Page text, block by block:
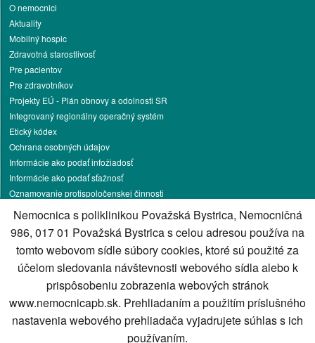
O nemocnici
Aktuality
Mobilný hospic
Zdravotná starostlivosť
Pre pacientov
Pre zdravotníkov
Projekty EÚ - Plán obnovy a odolnosti SR
Integrovaný regionálny operačný systém
Etický kódex
Ochrana osobných údajov
Informácie ako podať infožiadosť
Informácie ako podať sťažnosť
Oznamovanie protispoločenskej činnosti
Pracovné príležitosti
Podnikateľská činnosť
Darcovstvo krvi
Parkovanie
Energetika
Správca obsahu
Technický prevádzkovateľ
Nemocnica s poliklinikou Považská Bystrica, Nemocničná
986, 017 01 Považská Bystrica s celou adresou používa na
tomto webovom sídle súbory cookies, ktoré sú použité za
účelom sledovania návštevnosti webového sídla alebo k
prispôsobeniu zobrazenia webových stránok
www.nemocnicapb.sk. Prehliadaním a použitím príslušného
nastavenia webového prehliadača vyjadrujete súhlas s ich
používaním.